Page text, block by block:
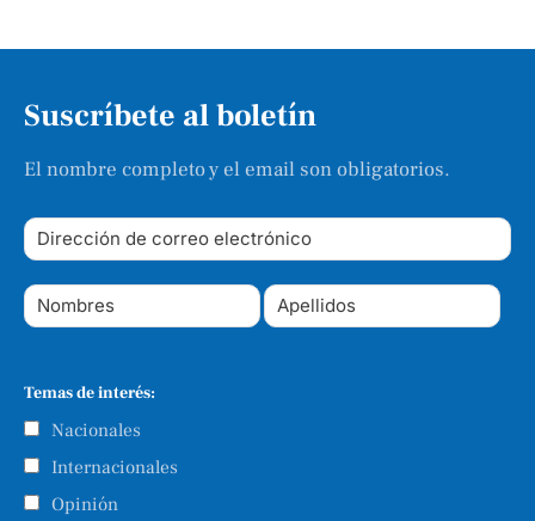
Suscríbete al boletín
El nombre completo y el email son obligatorios.
Temas de interés:
Nacionales
Internacionales
Opinión